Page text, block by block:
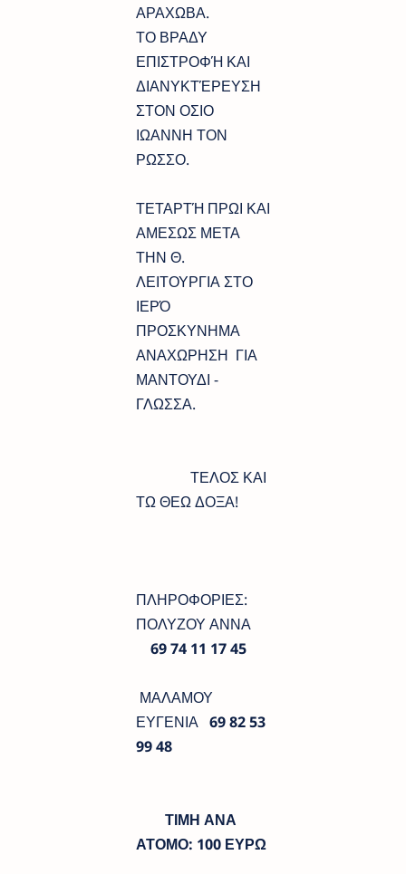
ΑΡΑΧΩΒΑ.
ΤΟ ΒΡΑΔΥ
ΕΠΙΣΤΡΟΦΉ ΚΑΙ
ΔΙΑΝΥΚΤΈΡΕΥΣΗ
ΣΤΟΝ ΟΣΙΟ
ΙΩΑΝΝΗ ΤΟΝ
ΡΩΣΣΟ.
ΤΕΤΑΡΤΉ ΠΡΩΙ ΚΑΙ
ΑΜΕΣΩΣ ΜΕΤΑ
ΤΗΝ Θ.
ΛΕΙΤΟΥΡΓΙΑ ΣΤΟ
ΙΕΡΌ
ΠΡΟΣΚΥΝΗΜΑ
ΑΝΑΧΩΡΗΣΗ ΓΙΑ
ΜΑΝΤΟΥΔΙ -
ΓΛΩΣΣΑ.
ΤΕΛΟΣ ΚΑΙ
ΤΩ ΘΕΩ ΔΟΞΑ!
ΠΛΗΡΟΦΟΡΙΕΣ:
ΠΟΛΥΖΟΥ ΑΝΝΑ
69 74 11 17 45
ΜΑΛΑΜΟΥ
ΕΥΓΕΝΙΑ 69 82 53
99 48
ΤΙΜΗ ΑΝΑ
ΑΤΟΜΟ: 100 ΕΥΡΩ